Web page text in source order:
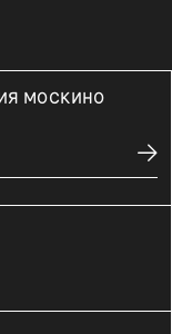
МОСКИНО